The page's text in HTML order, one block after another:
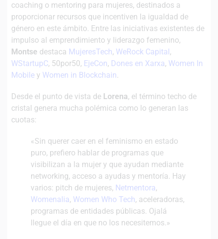
coaching o mentoring para mujeres, destinados a
proporcionar recursos que incentiven la igualdad de
género en este ámbito. Entre las iniciativas existentes de
impulso al emprendimiento y liderazgo femenino,
Montse destaca MujeresTech, WeRock Capital,
WStartupC, 50por50, EjeCon, Dones en Xarxa, Women In
Mobile y Women in Blockchain.
Desde el punto de vista de Lorena, el término techo de
cristal genera mucha polémica como lo generan las
cuotas:
«Sin querer caer en el feminismo en estado
puro, prefiero hablar de programas que
visibilizan a la mujer y que ayudan mediante
networking, acceso a ayudas y mentoría. Hay
varios: pitch de mujeres, Netmentora,
Womenalia, Women Who Tech, aceleradoras,
programas de entidades públicas. Ojalá
llegue el día en que no los necesitemos.»